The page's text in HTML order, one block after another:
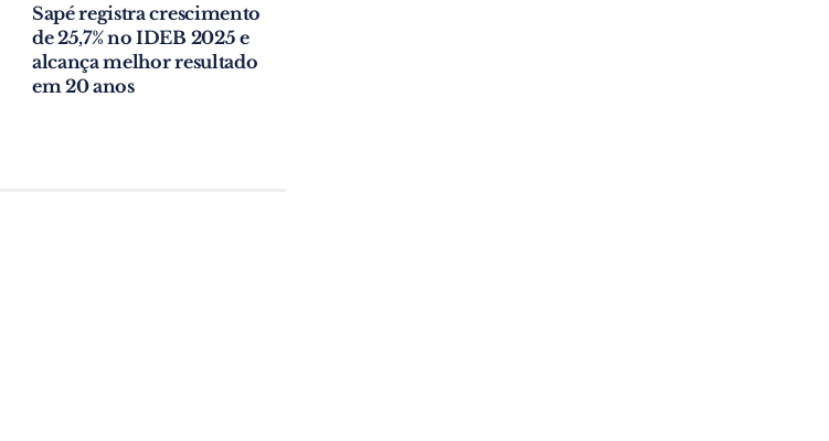
Sapé registra crescimento
de 25,7% no IDEB 2025 e
alcança melhor resultado
em 20 anos